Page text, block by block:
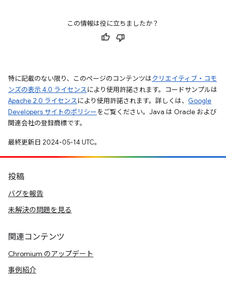
この情報は役に立ちましたか？
特に記載のない限り、このページのコンテンツはクリエイティブ・コモ
ンズの表示 4.0 ライセンスにより使用許諾されます。コードサンプルは
Apache 2.0 ライセンスにより使用許諾されます。詳しくは、 Google
Developers サイトのポリシーをご覧ください。Java は Oracle および
関連会社の登録商標です。
最終更新日 2024-05-14 UTC。
投稿
バグを報告
未解決の問題を見る
関連コンテンツ
Chromium のアップデート
事例紹介